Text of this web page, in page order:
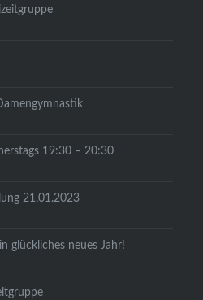
19:30 – 20:30
21.01.2023
glückliches neues Jahr!